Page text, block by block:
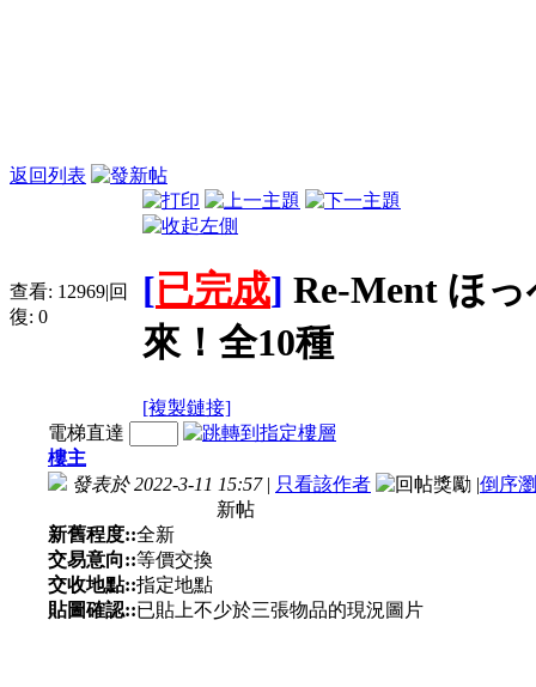
返回列表
查看: 12969|回
復: 0
[已完成] Re-Ment ほ
來！全10種
[複製鏈接]
電梯直達
樓主
發表於 2022-3-11 15:57 | 只看該作者 |倒序
新帖
新舊程度::全新
交易意向::等價交換
交收地點::指定地點
貼圖確認::已貼上不少於三張物品的現況圖片